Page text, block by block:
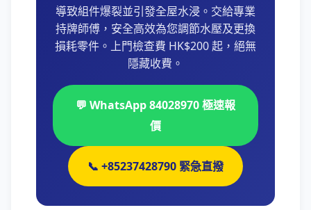
導致組件爆裂並引發全屋水浸。交給專業
持牌師傅，安全高效為您調節水壓及更換
損耗零件。上門檢查費 HK$200 起，絕無
隱藏收費。
💬 WhatsApp 84028970 極速報
價
📞 +85237428790 緊急直撥